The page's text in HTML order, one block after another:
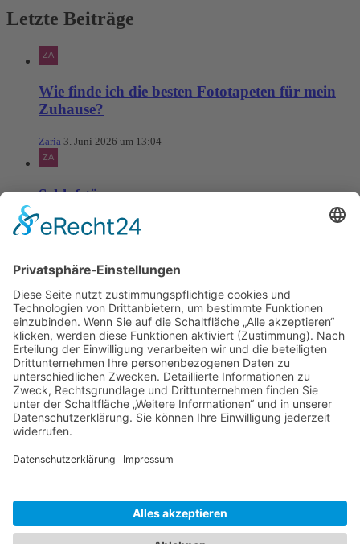
Letzte Beiträge
Wie finde ich die besten Fototapeten für mein
Zuhause?
Zaria 3. Juni 2026 um 13:04
Schlafstörungen
Zaria 3. Juni 2026 um 13:03
Ms word to PDF
Manuellsen 28. Mai 2026 um 10:31
Künstliche Intelligenz in der
Plattformentwicklung
MasonOgden 24. August 2025 um 10:58
Was habt ihr euch zuletzt gekauft?
LarsKlars 3. März 2025 um 10:08
Kontakt